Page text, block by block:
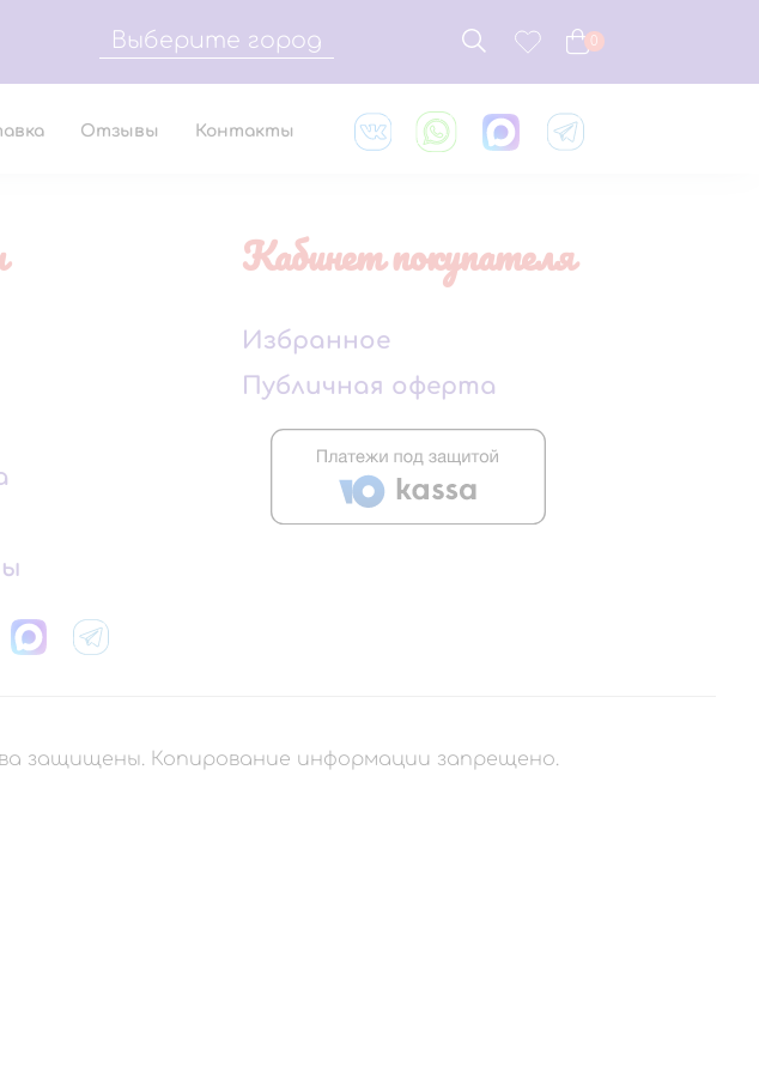
Выберите город 0
Отзывы Контакты
Кабинет покупателя
Избранное
Публичная оферта
защищены. Копирование информации запрещено.